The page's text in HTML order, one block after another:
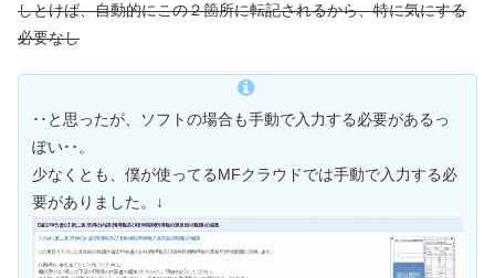
しとけば、自動的にこの２箇所に転記されるから、特に気にする
必要なし
･･と思ったが、ソフトの場合も手動で入力する必要があるっ
ぽい･･。
少なくとも、僕が使ってるMFクラウドでは手動で入力する必
要がありました。↓